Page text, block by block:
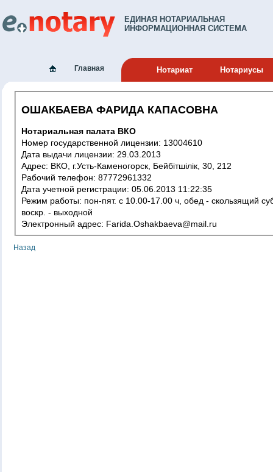
ЕДИНАЯ НОТАРИАЛЬНАЯ
ИНФОРМАЦИОННАЯ СИСТЕМА
Главная Нотариат Нотариусы
ОШАКБАЕВА ФАРИДА КАПАСОВНА
Нотариальная палата ВКО
Номер государственной лицензии: 13004610
Дата выдачи лицензии: 29.03.2013
Адрес: ВКО, г.Усть-Каменогорск, Бейбітшілік, 30, 212
Рабочий телефон: 87772961332
Дата учетной регистрации: 05.06.2013 11:22:35
Режим работы: пон-пят. с 10.00-17.00 ч, обед - скользящий суб.,
воскр. - выходной
Электронный адрес: Farida.Oshakbaeva@mail.ru
Назад